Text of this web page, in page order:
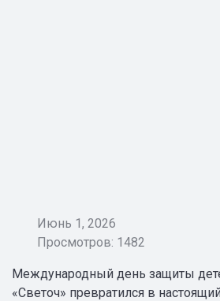
Июнь 1, 2026
Просмотров: 1482
Международный день защиты
«Светоч» превратился в